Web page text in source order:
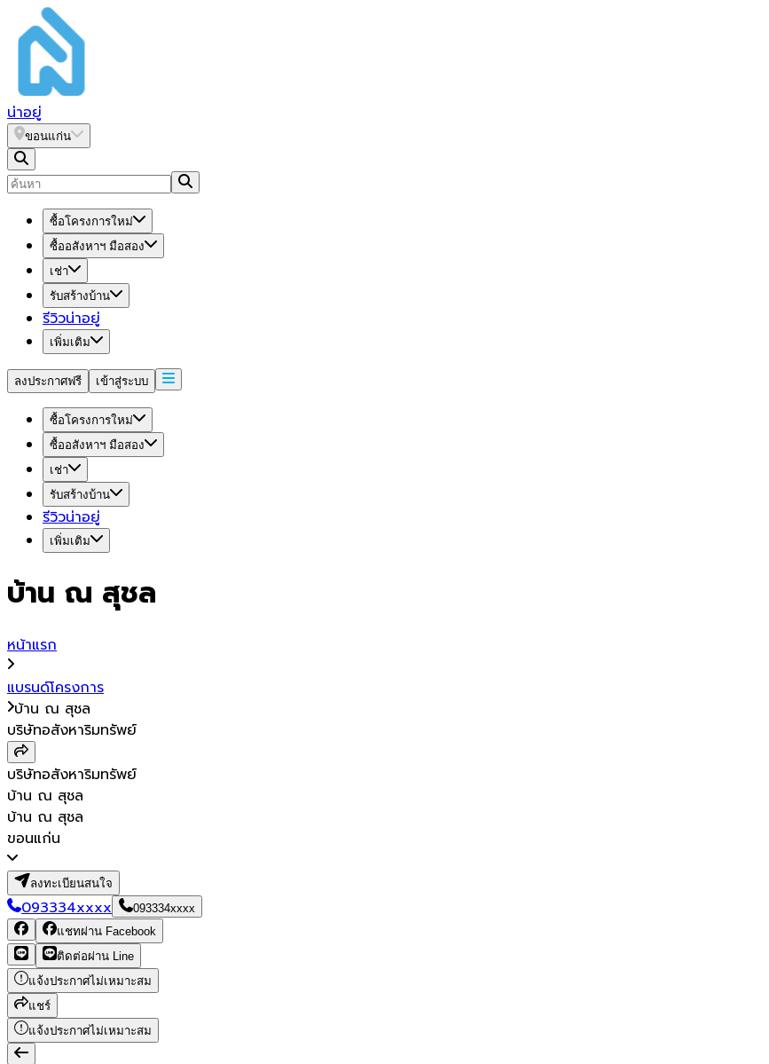
น่าอยู่
ขอนแก่น
ซื้อโครงการใหม่
ซื้ออสังหาฯ มือสอง
เช่า
รับสร้างบ้าน
รีวิวน่าอยู่
เพิ่มเติม
ลงประกาศฟรี เข้าสู่ระบบ
ซื้อโครงการใหม่
ซื้ออสังหาฯ มือสอง
เช่า
รับสร้างบ้าน
รีวิวน่าอยู่
เพิ่มเติม
บ้าน ณ สุชล
หน้าแรก
แบรนด์โครงการ
บ้าน ณ สุชล
บริษัทอสังหาริมทรัพย์
บริษัทอสังหาริมทรัพย์
บ้าน ณ สุชล
บ้าน ณ สุชล
ขอนแก่น
ลงทะเบียนสนใจ
093334xxxx
093334xxxx
แชทผ่าน Facebook
ติดต่อผ่าน Line
แจ้งประกาศไม่เหมาะสม
แชร์
แจ้งประกาศไม่เหมาะสม